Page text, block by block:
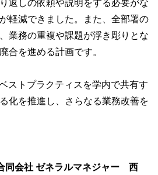
返しの依頼や説明をする必要がな
軽減できました。また、全部署の
業務の重複や課題が浮き彫りとな
合を進める計画です。
ストプラクティスを学内で共有す
化を推進し、さらなる業務改善を
同会社 ゼネラルマネジャー 西